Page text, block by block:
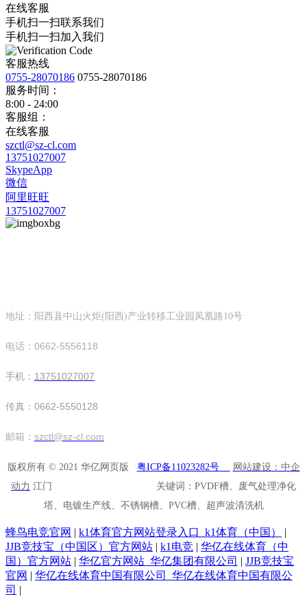
在线客服
手机扫一扫联系我们
手机扫一扫加入我们
客服热线
0755-28070186 0755-28070186
服务时间：
8:00 - 24:00
客服组：
在线客服
szctl@sz-cl.com
13751027007
SkypeApp
微信
阿里旺旺
13751027007
地址：阳西县中山火炬(阳西)产业转移工业园凤凰路10号
电话：0662-5556118
手机： 13751027007
传真：0662-5550128
邮箱： szctl@sz-cl.com
版权所有 © 2021 华亿网页版 粤ICP备11023282号
网站建设：中企
动力 江门 关键词：PVDF槽、废气处理净化
塔、电镀生产线、不锈钢槽、PVC槽、超声波清洗机
蜂鸟电竞官网 | k1体育官方网站登录入口_k1体育（中国）
|
JJB竞技宝（中国区）官方网站 | k1电竞 | 华亿在线体育（中
国）官方网站 | 华亿官方网站_华亿集团有限公司 | JJB竞技宝
官网 | 华亿在线体育中国有限公司_华亿在线体育中国有限公
司 |